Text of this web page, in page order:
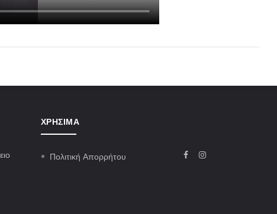
ΧΡΉΣΙΜΑ
Πολιτική Απορρήτου